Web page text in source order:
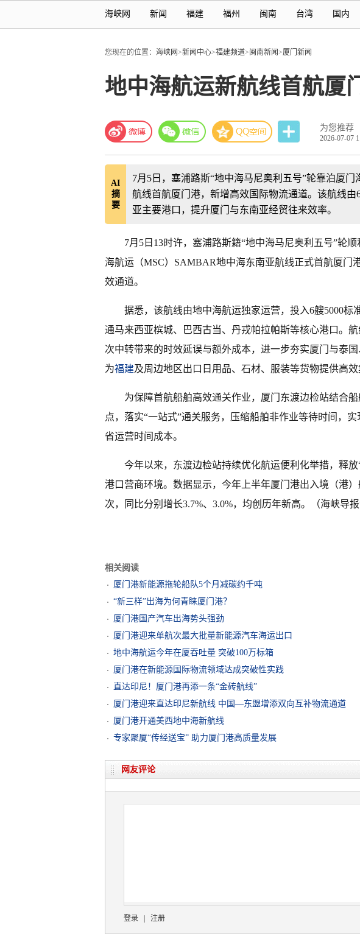
海峡网 新闻 福建 福州 闽南 台湾 国内
您现在的位置： 海峡网>新闻中心>福建频道>闽南新闻>厦门新闻
地中海航运新航线首航厦
为您推荐
2026-07-07
AI
摘
要
7月5日，塞浦路斯“地中海马尼奥利五号”轮靠泊厦
航线首航厦门港，新增高效国际物流通道。该航线由
亚主要港口，提升厦门与东南亚经贸往来效率。
7月5日13时许，塞浦路斯籍“地中海马尼奥利五号”轮顺
海航运（MSC）SAMBAR地中海东南亚航线正式首航厦门
效通道。
据悉，该航线由地中海航运独家运营，投入6艘5000标
通马来西亚槟城、巴西古当、丹戎帕拉帕斯等核心港口。
次中转带来的时效延误与额外成本，进一步夯实厦门与泰
为福建及周边地区出口日用品、石材、服装等货物提供高效
为保障首航船舶高效通关作业，厦门东渡边检站结合
点，落实“一站式”通关服务，压缩船舶非作业等待时间，
省运营时间成本。
今年以来，东渡边检站持续优化航运便利化举措，释
港口营商环境。数据显示，今年上半年厦门港出入境（港
次，同比分别增长3.7%、3.0%，均创历年新高。（海峡导
相关阅读
厦门港新能源拖轮船队5个月减碳约千吨
“新三样”出海为何青睐厦门港？
厦门港国产汽车出海势头强劲
厦门港迎来单航次最大批量新能源汽车海运出口
地中海航运今年在厦吞吐量 突破100万标箱
厦门港在新能源国际物流领域达成突破性实践
直达印尼！厦门港再添一条“金砖航线”
厦门港迎来直达印尼新航线 中国—东盟增添双向互补物流通道
厦门港开通美西地中海新航线
专家聚厦“传经送宝” 助力厦门港高质量发展
网友评论
登录 注册